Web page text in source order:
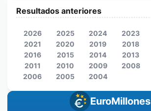
EuroMillones
Resultados anteriores
2026 2025 2024 2023
2021
2020 2019 2018
2016
2015 2014 2013
2011
2010 2009 2008
2006
2005 2004